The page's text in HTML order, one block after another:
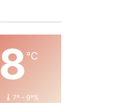
8 ℃
7º - 9º%